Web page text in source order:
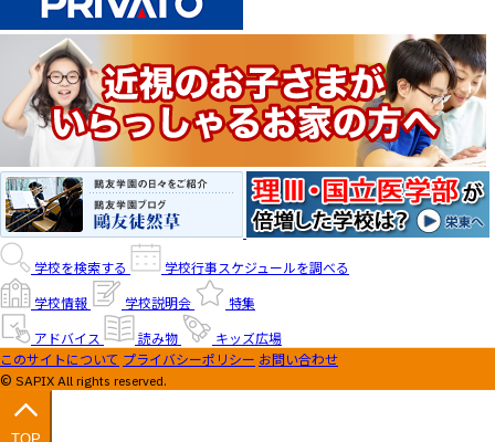
学校を検索する
学校行事スケジュールを調べる
学校情報
学校説明会
特集
アドバイス
読み物
キッズ広場
このサイトについて プライバシーポリシー お問い合わせ
© SAPIX All rights reserved.